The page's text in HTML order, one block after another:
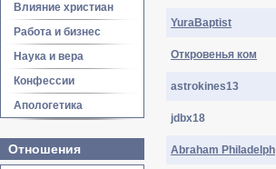
Влияние христиан
Работа и бизнес
Наука и вера
Конфессии
Апологетика
Отношения
YuraBaptist
Откровенья ком
astrokines13
jdbx18
Abraham Philadelph